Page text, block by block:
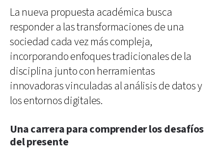
La nueva propuesta académica busca
responder a las transformaciones de una
sociedad cada vez más compleja,
incorporando enfoques tradicionales de la
disciplina junto con herramientas
innovadoras vinculadas al análisis de datos y
los entornos digitales.
Una carrera para comprender los desafíos
del presente